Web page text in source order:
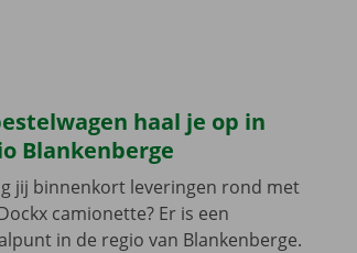
haal je op in
Blankenberge
jij binnenkort leveringen rond met
camionette? Er is een
in de regio van Blankenberge.